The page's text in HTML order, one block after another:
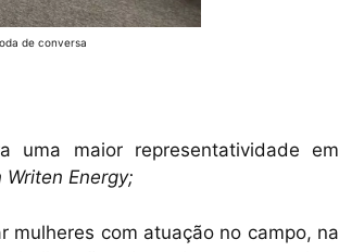
de conversa
uma maior representatividade em
Writen Energy;
mulheres com atuação no campo, na